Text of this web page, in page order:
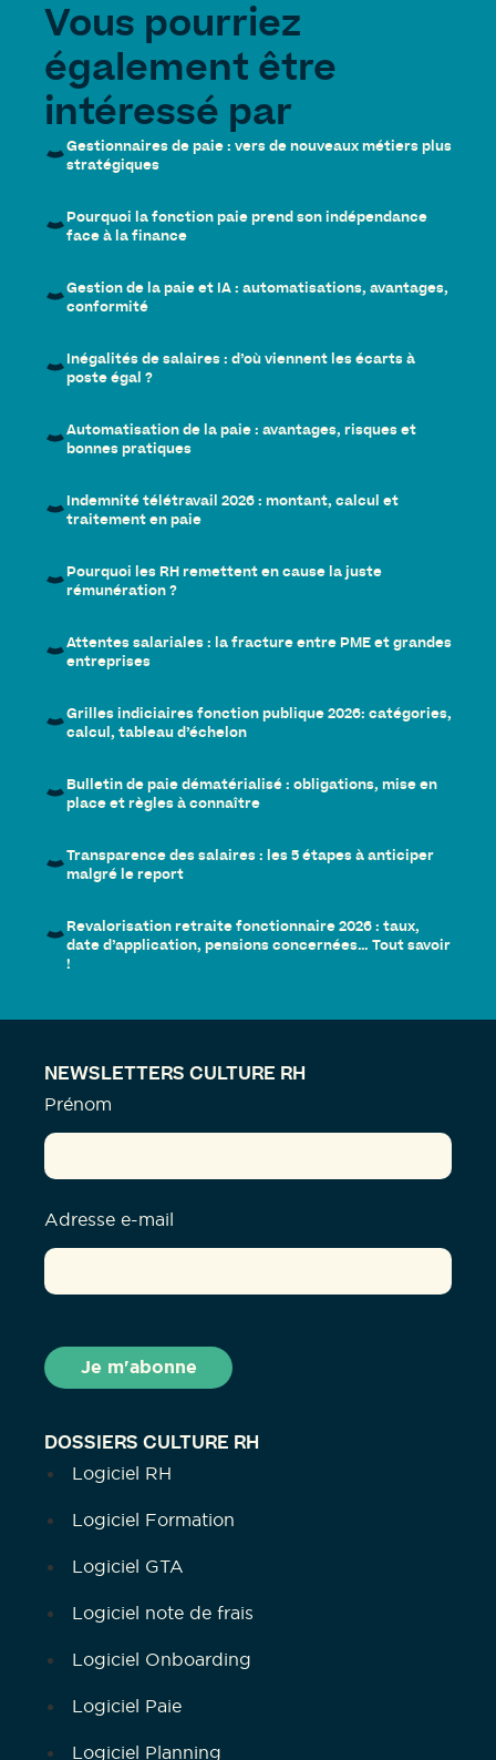
Vous pourriez
également être
intéressé par
Gestionnaires de paie : vers de nouveaux métiers plus
stratégiques
Pourquoi la fonction paie prend son indépendance
face à la finance
Gestion de la paie et IA : automatisations, avantages,
conformité
Inégalités de salaires : d’où viennent les écarts à
poste égal ?
Automatisation de la paie : avantages, risques et
bonnes pratiques
Indemnité télétravail 2026 : montant, calcul et
traitement en paie
Pourquoi les RH remettent en cause la juste
rémunération ?
Attentes salariales : la fracture entre PME et grandes
entreprises
Grilles indiciaires fonction publique 2026: catégories,
calcul, tableau d’échelon
Bulletin de paie dématérialisé : obligations, mise en
place et règles à connaître
Transparence des salaires : les 5 étapes à anticiper
malgré le report
Revalorisation retraite fonctionnaire 2026 : taux,
date d’application, pensions concernées… Tout savoir
!
DOSSIERS CULTURE RH
Logiciel RH
Logiciel Formation
Logiciel GTA
Logiciel note de frais
Logiciel Onboarding
Logiciel Paie
Logiciel Planning
NEWSLETTERS CULTURE RH
Prénom
Adresse e-mail